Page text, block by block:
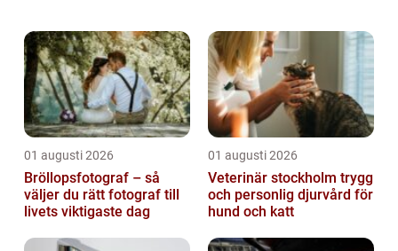
Hur går försäljningen till? Vem betalar bäs...
01 augusti 2026
Bröllopsfotograf – så
väljer du rätt fotograf till
livets viktigaste dag
01 augusti 2026
Veterinär stockholm trygg
och personlig djurvård för
hund och katt